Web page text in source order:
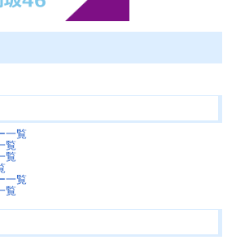
一覧
覧
覧
一覧
覧